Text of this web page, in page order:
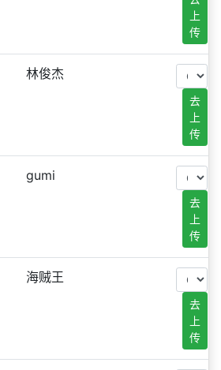
上
传
林俊杰
去
上
传
gumi
去
上
传
海贼王
去
上
传